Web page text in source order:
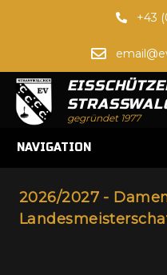
+43
gegründet 1977
NAVIGATION
2026/2027 -